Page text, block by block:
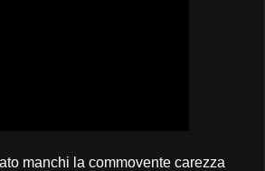
manchi la commovente carezza